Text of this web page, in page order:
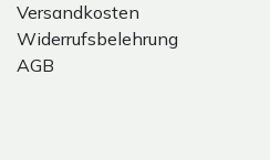
Versandkosten
Widerrufsbelehrung
AGB